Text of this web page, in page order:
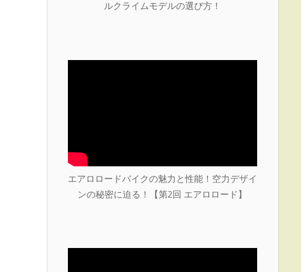
ルクライムモデルの選び方！
エアロロードバイクの魅力と性能！空力デザイ
ンの秘密に迫る！【第2回 エアロロード】